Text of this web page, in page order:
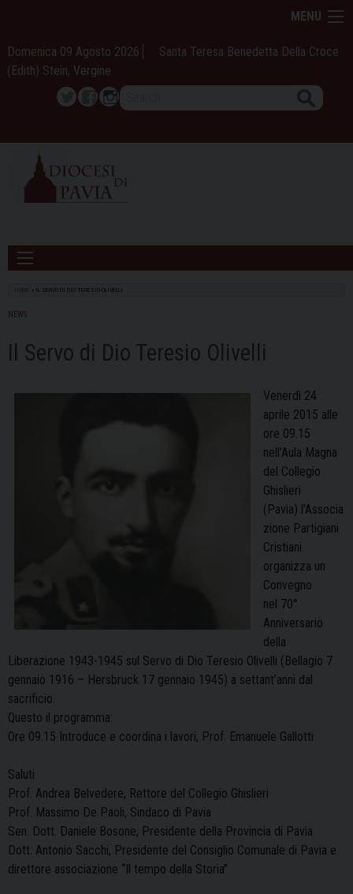
content
MENU
Domenica 09 Agosto 2026
Santa Teresa Benedetta Della Croce
(Edith) Stein, Vergine
TwitterFacebook
Instagram
HOME IL SERVO DI DIO TERESIO OLIVELLI
NEWS
Il Servo di Dio Teresio Olivelli
Venerdì 24
aprile 2015 alle
ore 09.15
nell’Aula Magna
del Collegio
Ghislieri
(Pavia) l’Associa
zione Partigiani
Cristiani
organizza un
Convegno
nel 70°
Anniversario
della
Liberazione 1943-1945 sul Servo di Dio Teresio Olivelli (Bellagio 7
gennaio 1916 – Hersbruck 17 gennaio 1945) a settant’anni dal
sacrificio.
Questo il programma:
Ore 09.15 Introduce e coordina i lavori, Prof. Emanuele Gallotti
Saluti
Prof. Andrea Belvedere, Rettore del Collegio Ghislieri
Prof. Massimo De Paoli, Sindaco di Pavia
Sen. Dott. Daniele Bosone, Presidente della Provincia di Pavia
Dott. Antonio Sacchi, Presidente del Consiglio Comunale di Pavia e
direttore associazione “Il tempo della Storia”